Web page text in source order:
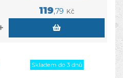
119,79 Kč
Skladem do 3 dnů